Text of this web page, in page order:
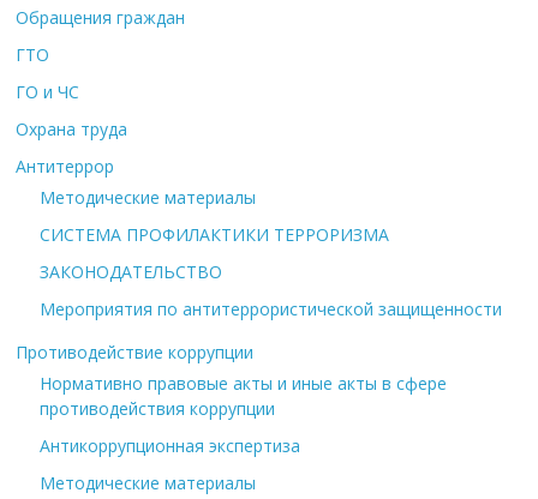
Обращения граждан
ГТО
ГО и ЧС
Охрана труда
Антитеррор
Методические материалы
СИСТЕМА ПРОФИЛАКТИКИ ТЕРРОРИЗМА
ЗАКОНОДАТЕЛЬСТВО
Мероприятия по антитеррористической защищенности
Противодействие коррупции
Нормативно правовые акты и иные акты в сфере
противодействия коррупции
Антикоррупционная экспертиза
Методические материалы